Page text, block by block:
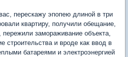
перескажу эпопею длиной в три
квартиру, получили обещание,
замораживание объекта,
строительства и вроде как ввод в
батареями и электроэнергией